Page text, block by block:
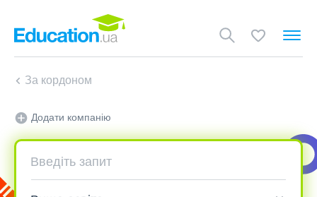
За кордоном
Додати компанію